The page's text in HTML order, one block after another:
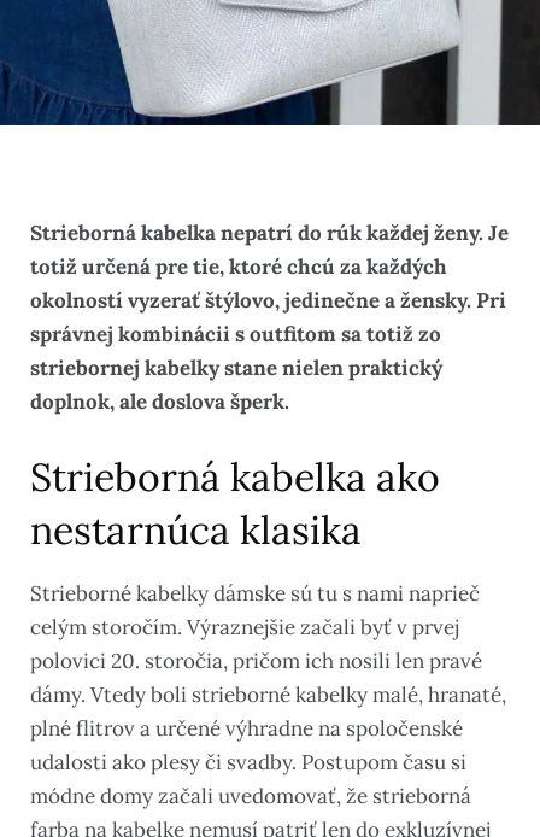
Strieborná kabelka nepatrí do rúk každej ženy. Je
totiž určená pre tie, ktoré chcú za každých
okolností vyzerať štýlovo, jedinečne a žensky. Pri
správnej kombinácii s outfitom sa totiž zo
striebornej kabelky stane nielen praktický
doplnok, ale doslova šperk.
Strieborná kabelka ako
nestarnúca klasika
Strieborné kabelky dámske sú tu s nami naprieč
celým storočím. Výraznejšie začali byť v prvej
polovici 20. storočia, pričom ich nosili len pravé
dámy. Vtedy boli strieborné kabelky malé, hranaté,
plné flitrov a určené výhradne na spoločenské
udalosti ako plesy či svadby. Postupom času si
módne domy začali uvedomovať, že strieborná
farba na kabelke nemusí patriť len do exkluzívnej